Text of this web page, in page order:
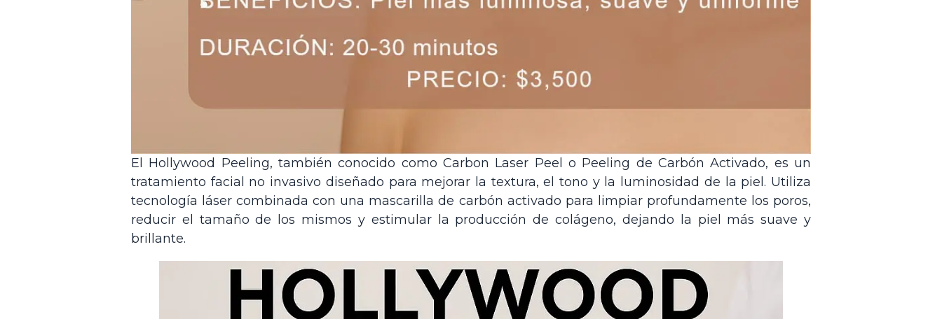
El Hollywood Peeling, también conocido como Carbon Laser Peel o Peeling de Carbón Activado, es un
tratamiento facial no invasivo diseñado para mejorar la textura, el tono y la luminosidad de la piel. Utiliza
tecnología láser combinada con una mascarilla de carbón activado para limpiar profundamente los poros,
reducir el tamaño de los mismos y estimular la producción de colágeno, dejando la piel más suave y
brillante.